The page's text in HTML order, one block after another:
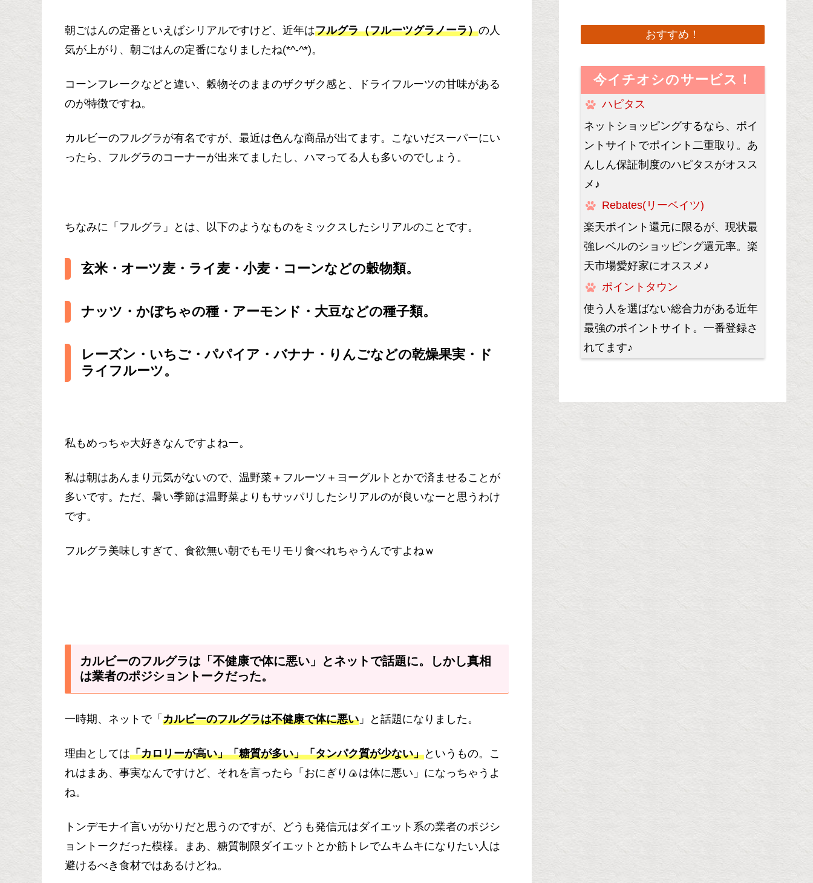
朝ごはんの定番といえばシリアルですけど、近年はフルグラ（フルーツグラノーラ）の人
気が上がり、朝ごはんの定番になりましたね(*^-^*)。
コーンフレークなどと違い、穀物そのままのザクザク感と、ドライフルーツの甘味がある
のが特徴ですね。
カルビーのフルグラが有名ですが、最近は色んな商品が出てます。こないだスーパーにい
ったら、フルグラのコーナーが出来てましたし、ハマってる人も多いのでしょう。
ちなみに「フルグラ」とは、以下のようなものをミックスしたシリアルのことです。
玄米・オーツ麦・ライ麦・小麦・コーンなどの穀物類。
ナッツ・かぼちゃの種・アーモンド・大豆などの種子類。
レーズン・いちご・パパイア・バナナ・りんごなどの乾燥果実・ド
ライフルーツ。
私もめっちゃ大好きなんですよねー。
私は朝はあんまり元気がないので、温野菜＋フルーツ＋ヨーグルトとかで済ませることが
多いです。ただ、暑い季節は温野菜よりもサッパリしたシリアルのが良いなーと思うわけ
です。
フルグラ美味しすぎて、食欲無い朝でもモリモリ食べれちゃうんですよねｗ
カルビーのフルグラは「不健康で体に悪い」とネットで話題に。しかし真相
は業者のポジショントークだった。
一時期、ネットで「 カルビーのフルグラは不健康で体に悪い 」と話題になりました。
理由としては「カロリーが高い」「糖質が多い」「タンパク質が少ない」というもの。こ
れはまあ、事実なんですけど、それを言ったら「おにぎり🍙は体に悪い」になっちゃうよ
ね。
トンデモナイ言いがかりだと思うのですが、どうも発信元はダイエット系の業者のポジシ
ョントークだった模様。まあ、糖質制限ダイエットとか筋トレでムキムキになりたい人は
避けるべき食材ではあるけどね。
おすすめ！
今イチオシのサービス！
ハピタス
ネットショッピングするなら、ポイ
ントサイトでポイント二重取り。あ
んしん保証制度のハピタスがオスス
メ♪
Rebates(リーベイツ)
楽天ポイント還元に限るが、現状最
強レベルのショッピング還元率。楽
天市場愛好家にオススメ♪
ポイントタウン
使う人を選ばない総合力がある近年
最強のポイントサイト。一番登録さ
れてます♪